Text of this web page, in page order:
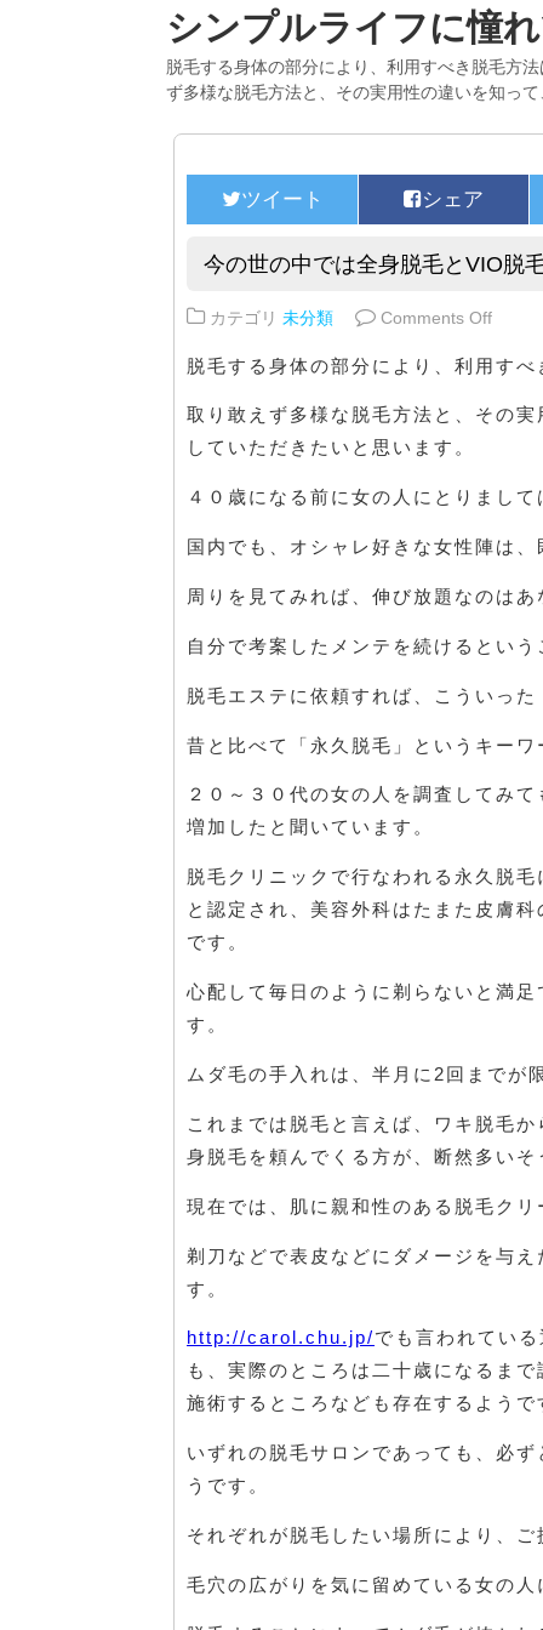
シンプルライフに憧
脱毛する身体の部分により、利用すべき脱毛方
ず多様な脱毛方法と、その実用性の違いを知っ
今の世の中では全身脱毛とVIO脱
カテゴリ 未分類 Comments Offon 今
脱毛する身体の部分により、利用す
取り敢えず多様な脱毛方法と、その
していただきたいと思います。
４０歳になる前に女の人にとりまし
国内でも、オシャレ好きな女性陣は
周りを見てみれば、伸び放題なのは
自分で考案したメンテを続けるとい
脱毛エステに依頼すれば、こういっ
昔と比べて「永久脱毛」というキー
２０～３０代の女の人を調査してみ
増加したと聞いています。
脱毛クリニックで行なわれる永久脱
と認定され、美容外科はたまた皮膚
です。
心配して毎日のように剃らないと満
す。
ムダ毛の手入れは、半月に2回までが
これまでは脱毛と言えば、ワキ脱毛
身脱毛を頼んでくる方が、断然多いそ
現在では、肌に親和性のある脱毛ク
剃刀などで表皮などにダメージを与
す。
http://carol.chu.jp/でも言われてい
も、実際のところは二十歳になるま
施術するところなども存在するようで
いずれの脱毛サロンであっても、必
うです。
それぞれが脱毛したい場所により、
毛穴の広がりを気に留めている女の